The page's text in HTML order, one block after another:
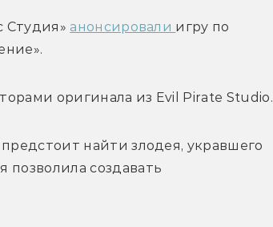
Студия» анонсировали игру по
оригинала из Evil Pirate Studio.
найти злодея, укравшего
позволила создавать